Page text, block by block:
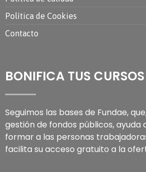
Política de Cookies
Contacto
BONIFICA TUS CURSOS
Seguimos las bases de Fundae,
gestión de fondos públicos, ayuda
formar a las personas
facilita su acceso gratuito a la